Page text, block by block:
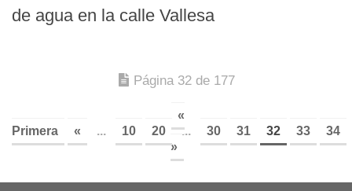
de agua en la calle Vallesa
Página 32 de 177
«
Primera
« ... 10 20 ... 30 31 32 33
34
»